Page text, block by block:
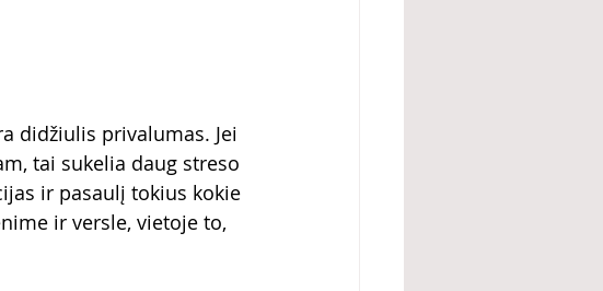
didžiulis privalumas. Jei
tai sukelia daug streso
ir pasaulį tokius kokie
ir versle, vietoje to,